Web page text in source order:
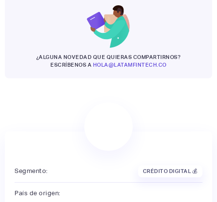
¿ALGUNA NOVEDAD QUE QUIERAS COMPARTIRNOS?
ESCRÍBENOS A HOLA@LATAMFINTECH.CO
Segmento: CRÉDITO DIGITAL 💰
País de origen: